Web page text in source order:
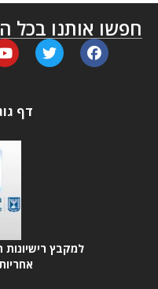
חפשו אותנו בכל
דף
למקבץ